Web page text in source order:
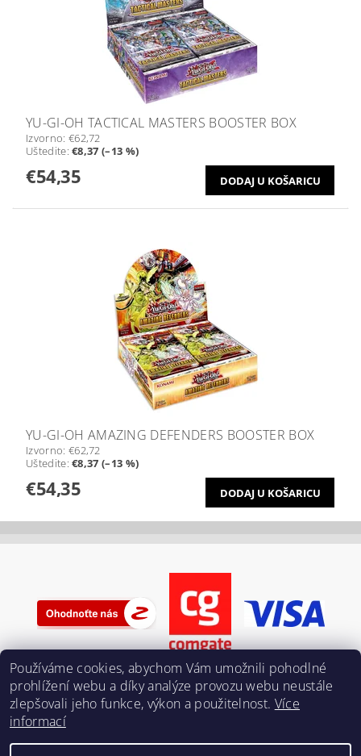
YU-GI-OH TACTICAL MASTERS BOOSTER BOX
Izvorno: €62,72
Uštedite:€8,37 (–13 %)
€54,35
YU-GI-OH AMAZING DEFENDERS BOOSTER BOX
Izvorno: €62,72
Uštedite:€8,37 (–13 %)
€54,35
Používáme cookies, abychom Vám umožnili pohodlné
prohlížení webu a díky analýze provozu webu neustále
zlepšovali jeho funkce, výkon a použitelnost. Více
informací